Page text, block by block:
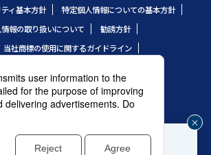
リティ事故発生時はこちら
®
ィ基本方針
特定個人情報についての基本方針
報の取り扱いについて
勧誘方針
当社商標の使用に関するガイドライン